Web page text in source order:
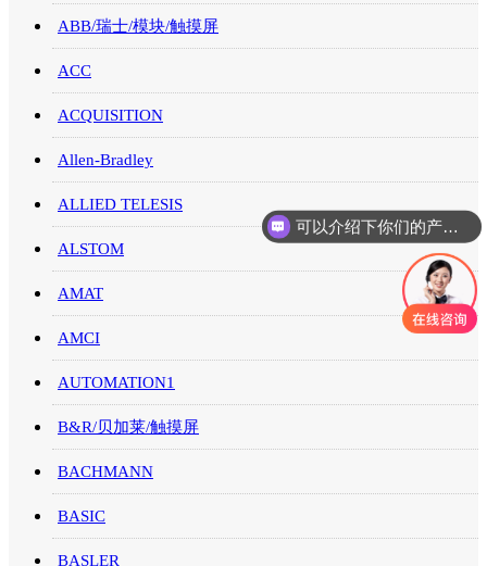
ABB/瑞士/模块/触摸屏
ACC
ACQUISITION
Allen-Bradley
ALLIED TELESIS
ALSTOM
AMAT
AMCI
AUTOMATION1
B&R/贝加莱/触摸屏
BACHMANN
BASIC
BASLER
可以介绍下你们的产品么